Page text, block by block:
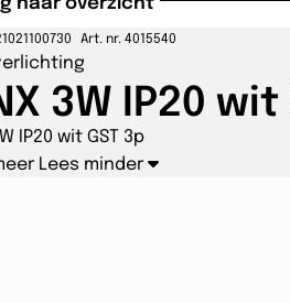
Art. nr. 4015540
3W IP20
IP20 wit GST 3p
Lees minder